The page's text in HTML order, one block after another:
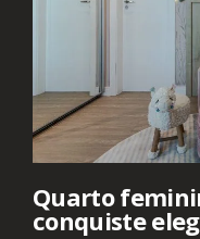
Quarto
conquiste